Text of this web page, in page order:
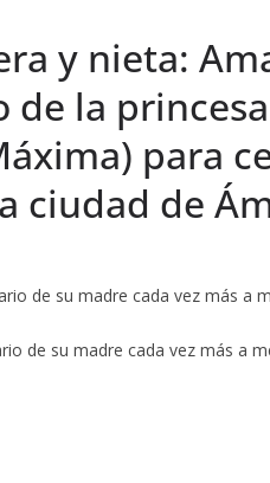
y nieta:
de la
para
ciudad de
de su madre cada vez más a
de su madre cada vez más a